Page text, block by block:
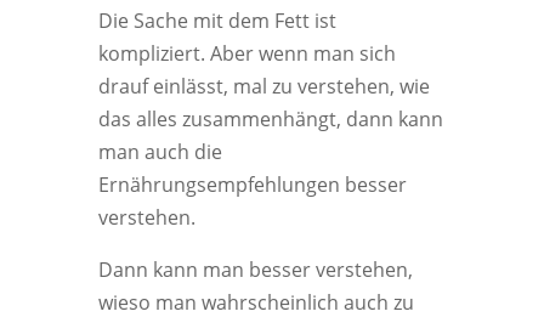
Die Sache mit dem Fett ist
kompliziert. Aber wenn man sich
drauf einlässt, mal zu verstehen, wie
das alles zusammenhängt, dann kann
man auch die
Ernährungsempfehlungen besser
verstehen.
Dann kann man besser verstehen,
wieso man wahrscheinlich auch zu